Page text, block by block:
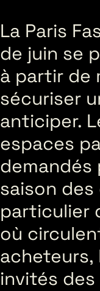
La Paris
de juin se
à partir de
sécuriser
anticiper.
espaces
saison
particulier
où
invités des